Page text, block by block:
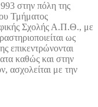
στην πόλη της
Τμήματος
Σχολής Α.Π.Θ., με
ως
επικεντρώνονται
καθώς και στην
ασχολείται με την